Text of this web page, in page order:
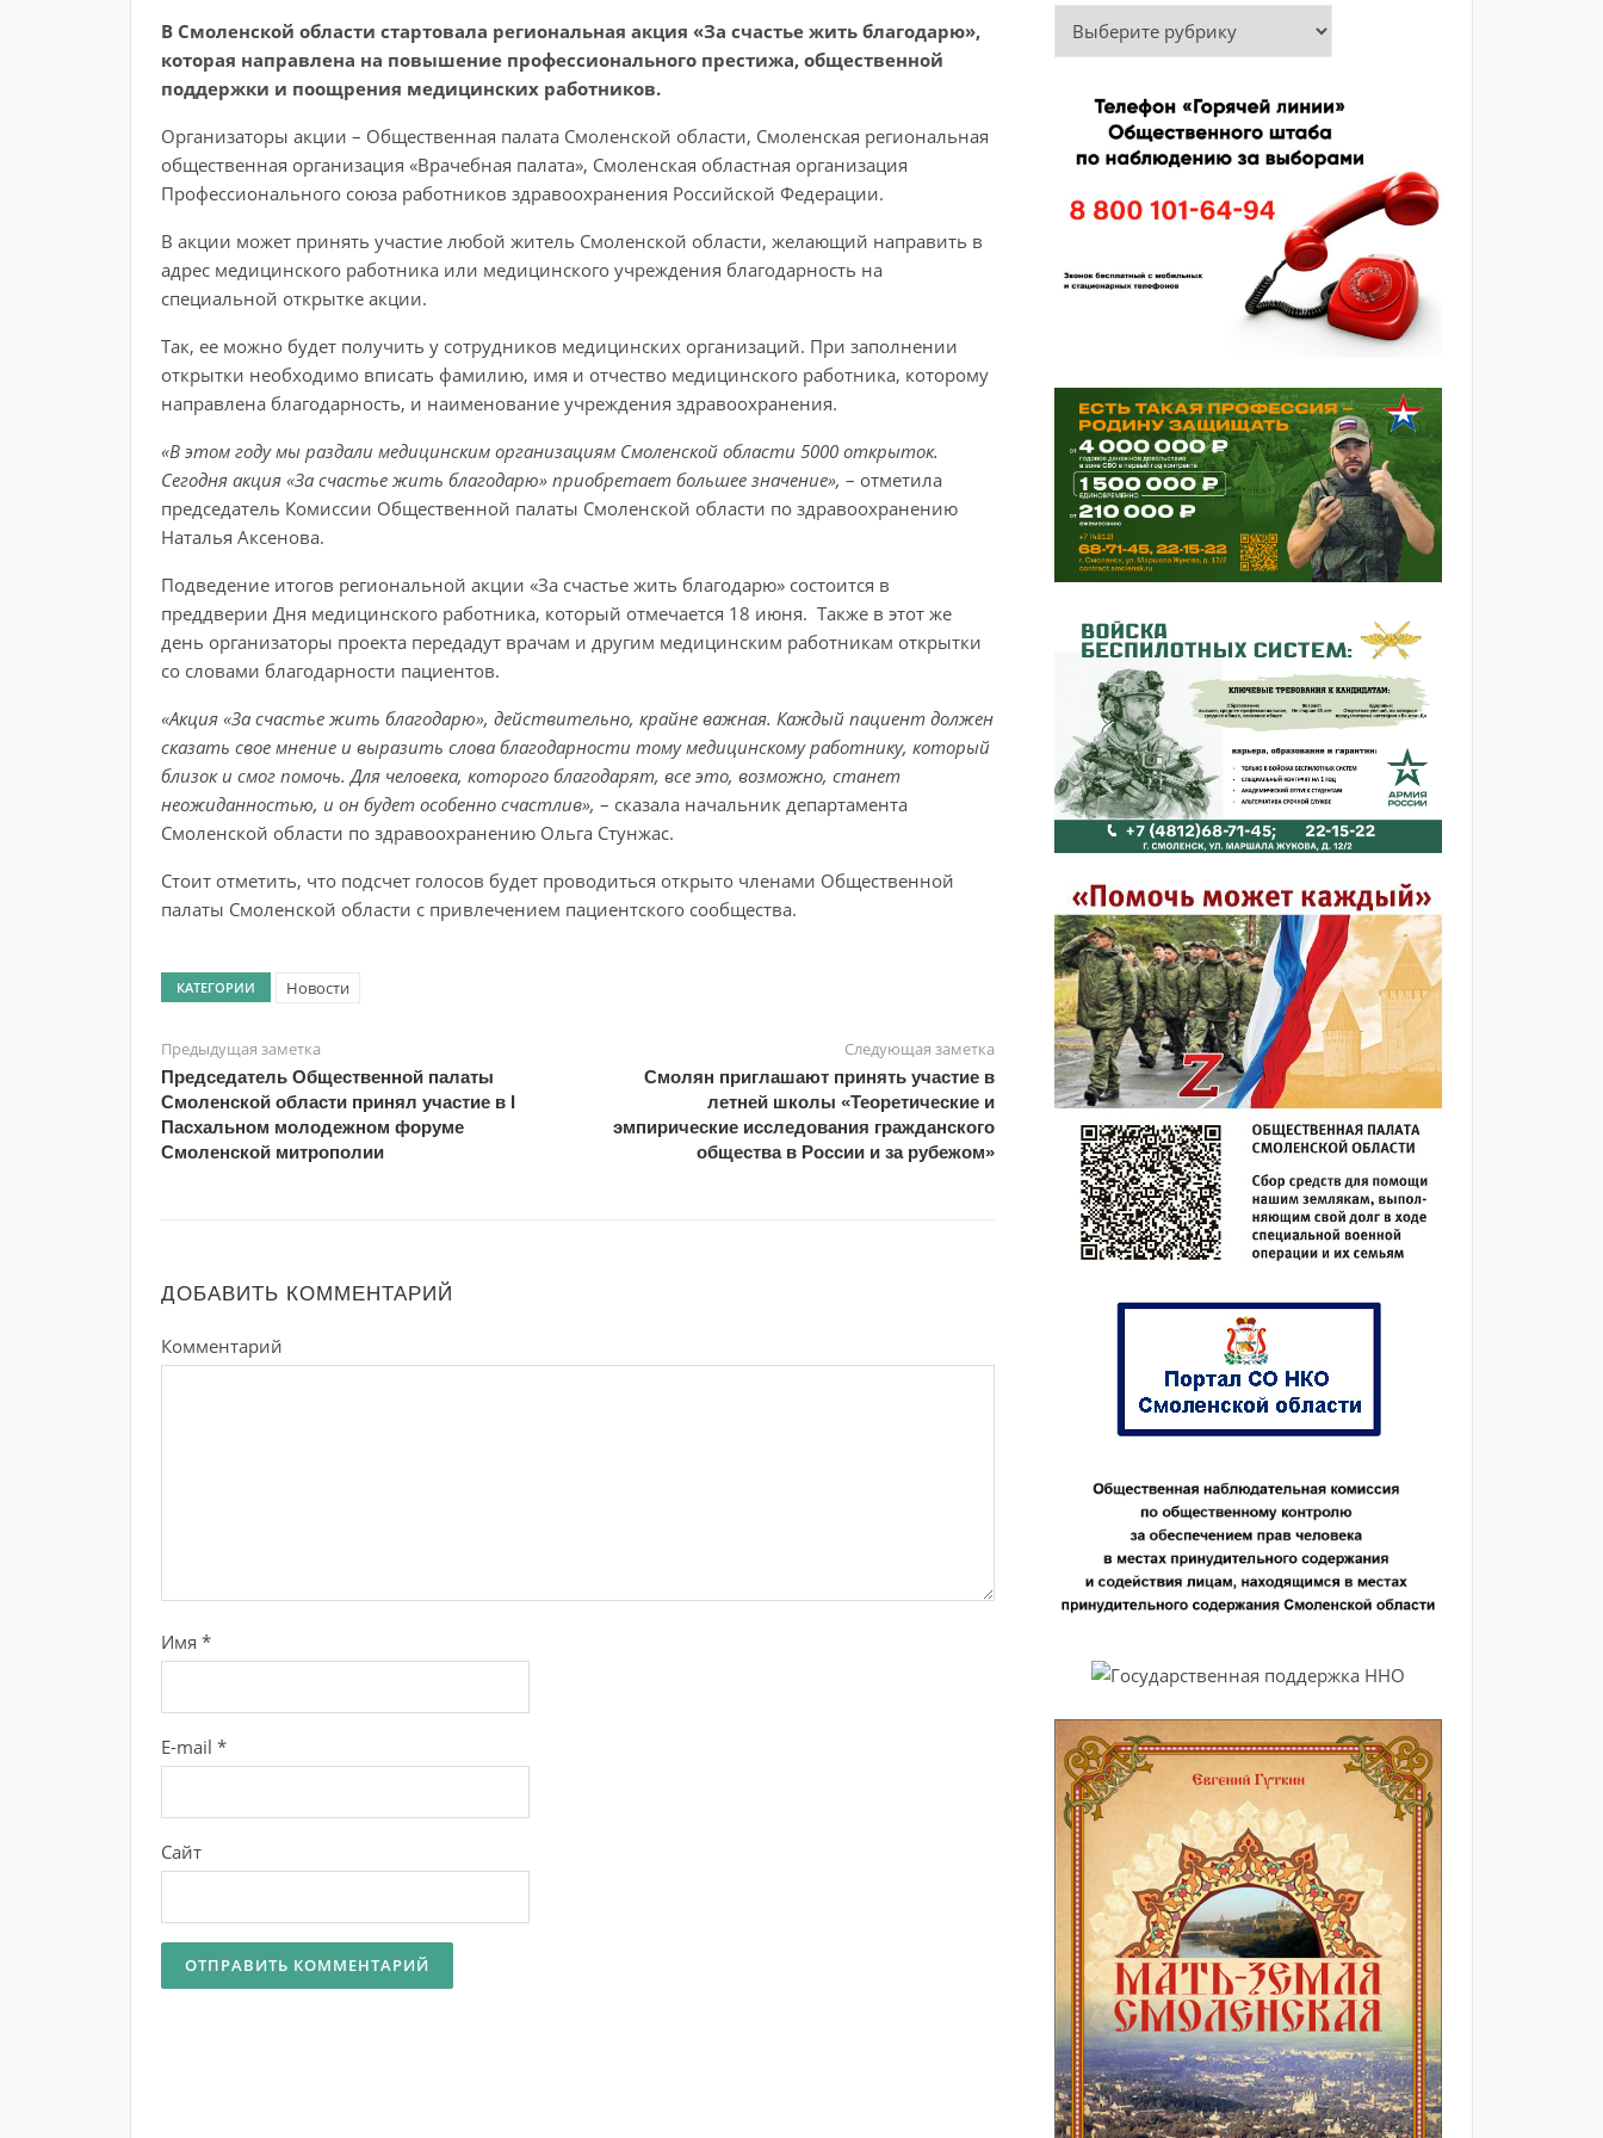
В Смоленской области стартовала региональная акция «За счастье жить благодарю»,
которая направлена на повышение профессионального престижа, общественной
поддержки и поощрения медицинских работников.
Организаторы акции – Общественная палата Смоленской области, Смоленская региональная
общественная организация «Врачебная палата», Смоленская областная организация
Профессионального союза работников здравоохранения Российской Федерации.
В акции может принять участие любой житель Смоленской области, желающий направить в
адрес медицинского работника или медицинского учреждения благодарность на
специальной открытке акции.
Так, ее можно будет получить у сотрудников медицинских организаций. При заполнении
открытки необходимо вписать фамилию, имя и отчество медицинского работника, которому
направлена благодарность, и наименование учреждения здравоохранения.
«В этом году мы раздали медицинским организациям Смоленской области 5000 открыток.
Сегодня акция «За счастье жить благодарю» приобретает большее значение», – отметила
председатель Комиссии Общественной палаты Смоленской области по здравоохранению
Наталья Аксенова.
Подведение итогов региональной акции «За счастье жить благодарю» состоится в
преддверии Дня медицинского работника, который отмечается 18 июня. Также в этот же
день организаторы проекта передадут врачам и другим медицинским работникам открытки
со словами благодарности пациентов.
«Акция «За счастье жить благодарю», действительно, крайне важная. Каждый пациент должен
сказать свое мнение и выразить слова благодарности тому медицинскому работнику, который
близок и смог помочь. Для человека, которого благодарят, все это, возможно, станет
неожиданностью, и он будет особенно счастлив», – сказала начальник департамента
Смоленской области по здравоохранению Ольга Стунжас.
Стоит отметить, что подсчет голосов будет проводиться открыто членами Общественной
палаты Смоленской области с привлечением пациентского сообщества.
КАТЕГОРИИ Новости
Предыдущая заметка
Председатель Общественной палаты
Смоленской области принял участие в I
Пасхальном молодежном форуме
Смоленской митрополии
Следующая заметка
Смолян приглашают принять участие в
летней школы «Теоретические и
эмпирические исследования гражданского
общества в России и за рубежом»
ДОБАВИТЬ КОММЕНТАРИЙ
Комментарий
Имя *
E-mail *
Сайт
Рубрики